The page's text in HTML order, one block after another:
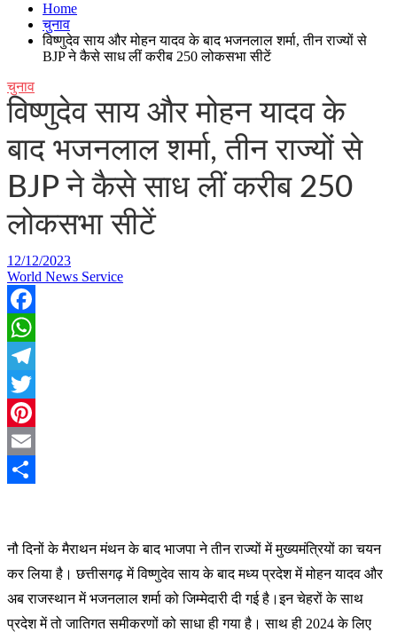
Home
चुनाव
विष्णुदेव साय और मोहन यादव के बाद भजनलाल शर्मा, तीन राज्यों से
BJP ने कैसे साध लीं करीब 250 लोकसभा सीटें
चुनाव
विष्णुदेव साय और मोहन यादव के
बाद भजनलाल शर्मा, तीन राज्यों से
BJP ने कैसे साध लीं करीब 250
लोकसभा सीटें
12/12/2023
World News Service
Facebook
WhatsApp
Telegram
Twitter
Pinterest
Email
नौदिनों के मैराथन मंथन के बाद भाजपा ने तीन राज्यों में मुख्यमंत्रियों का चयन
कर लिया है। छत्तीसगढ़ में विष्णुदेव साय के बाद मध्य प्रदेश में मोहन यादव और
अब राजस्थान में भजनलाल शर्मा को जिम्मेदारी दी गई है।इन चेहरों के साथ
प्रदेश में तो जातिगत समीकरणों को साधा ही गया है। साथ ही 2024 के लिए